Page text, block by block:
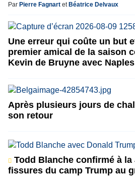
Par Pierre Fagnart et Béatrice Delvaux
Une erreur qui coûte un but
premier amical de la saison
Kevin de Bruyne avec
Après plusieurs jours de
son retour
Todd Blanche confirmé à
fissures du camp Trump au